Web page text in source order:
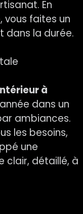
En
vous faites un
dans la durée.
à
dans un
ambiances.
les besoins,
une
clair, détaillé, à